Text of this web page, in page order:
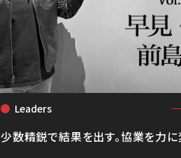
Leaders
少数精鋭で結果を出す。協業を力